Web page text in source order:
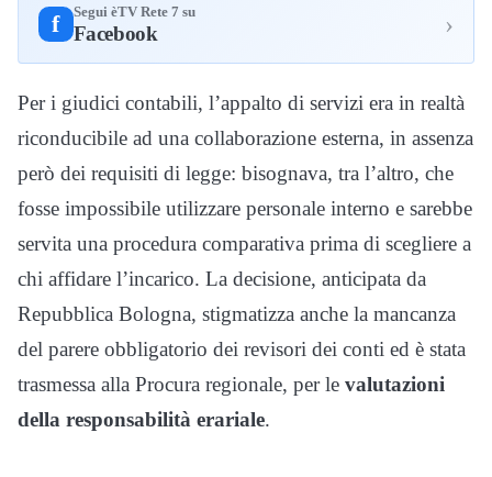
f Segui èTV Rete 7 su
Facebook ›
Per i giudici contabili, l’appalto di servizi era in realtà
riconducibile ad una collaborazione esterna, in assenza
però dei requisiti di legge: bisognava, tra l’altro, che
fosse impossibile utilizzare personale interno e sarebbe
servita una procedura comparativa prima di scegliere a
chi affidare l’incarico. La decisione, anticipata da
Repubblica Bologna, stigmatizza anche la mancanza
del parere obbligatorio dei revisori dei conti ed è stata
trasmessa alla Procura regionale, per le valutazioni
della responsabilità erariale.